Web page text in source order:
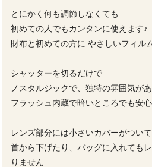
とにかく何も調節しなくても
初めての人でもカンタンに使えます♪
財布と初めての方に やさしいフィル
シャッターを切るだけで
ノスタルジックで、独特の雰囲気が
フラッシュ内蔵で暗いところでも安
レンズ部分には小さいカバーがつい
首から下げたり、バッグに入れても
りません